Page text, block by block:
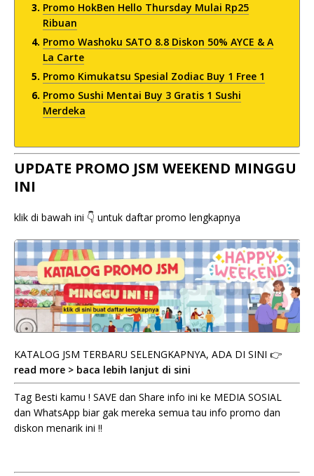
Promo HokBen Hello Thursday Mulai Rp25
Ribuan
Promo Washoku SATO 8.8 Diskon 50% AYCE & A
La Carte
Promo Kimukatsu Spesial Zodiac Buy 1 Free 1
Promo Sushi Mentai Buy 3 Gratis 1 Sushi
Merdeka
UPDATE PROMO JSM WEEKEND MINGGU
INI
klik di bawah ini 👇 untuk daftar promo lengkapnya
KATALOG JSM TERBARU SELENGKAPNYA, ADA DI SINI 👉
read more > baca lebih lanjut di sini
Tag Besti kamu ! SAVE dan Share info ini ke MEDIA SOSIAL
dan WhatsApp biar gak mereka semua tau info promo dan
diskon menarik ini !!